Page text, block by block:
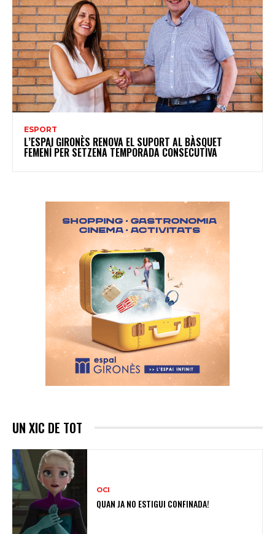
ESPORT
L’ESPAI GIRONÈS RENOVA EL SUPORT AL BÀSQUET
FEMENÍ PER SETZENA TEMPORADA CONSECUTIVA
UN XIC DE TOT
OCI
QUAN JA NO ESTIGUI CONFINADA!